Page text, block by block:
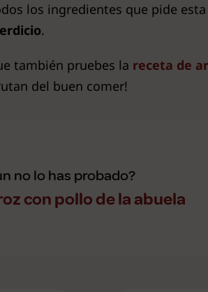
los ingredientes que pide
.
también pruebes la receta de
del buen comer!
no lo has probado?
con pollo de la abuela